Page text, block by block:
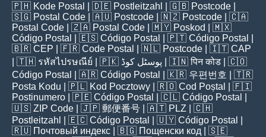
🇵🇭 Kode Postal | 🇩🇪 Postleitzahl | 🇬🇧 Postcode
🇸🇬 Postal Code | 🇦🇺 Postcode | 🇳🇿 Postcode | 🇨🇦
Postal Code | 🇿🇦 Postal Code | 🇲🇾 Poskod
| 🇲🇽
Código Postal
| 🇪🇸 Código Postal | 🇵🇹 Código Postal
🇧🇷 CEP | 🇫🇷 Code Postal | 🇳🇱 Postcode | 🇮🇹 CAP
| 🇹🇭 รหัสไปรษณีย์ | 🇵🇰 پوسٹل کوڈ | 🇮🇳पिन कोड | 🇨🇴
Código Postal
| 🇦🇷 Código Postal | 🇰🇷 우편번호
| 🇹🇷
Posta Kodu | 🇵🇱 Kod Pocztowy | 🇷🇴 Cod Poștal
| 🇫🇮
Postinumero | 🇵🇪 Código Postal | 🇨🇱 Código Postal
🇺🇸 ZIP Code | 🇯🇵 郵便番号 | 🇦🇹 PLZ | 🇨🇭
Postleitzahl
| 🇪🇨 Código Postal | 🇺🇾 Código Postal
🇷🇺 Почтовый индекс | 🇧🇬 Пощенски код | 🇸🇪